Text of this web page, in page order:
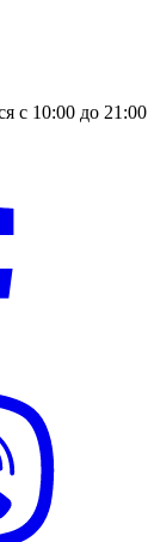
с 10:00 до 21:00